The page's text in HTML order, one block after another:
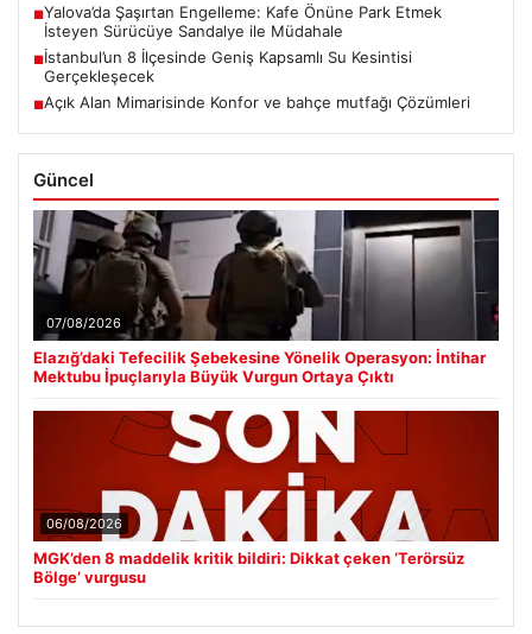
■Yalova’da Şaşırtan Engelleme: Kafe Önüne Park Etmek
İsteyen Sürücüye Sandalye ile Müdahale
■İstanbul’un 8 İlçesinde Geniş Kapsamlı Su Kesintisi
Gerçekleşecek
■Açık Alan Mimarisinde Konfor ve bahçe mutfağı Çözümleri
Güncel
07/08/2026
Elazığ’daki Tefecilik Şebekesine Yönelik Operasyon: İntihar
Mektubu İpuçlarıyla Büyük Vurgun Ortaya Çıktı
06/08/2026
MGK’den 8 maddelik kritik bildiri: Dikkat çeken ‘Terörsüz
Bölge’ vurgusu